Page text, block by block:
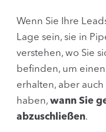
Wenn Sie Ihre
Lage sein, sie in
verstehen, wo Sie
befinden, um
erhalten, aber
haben, wann Sie
abzuschließen.